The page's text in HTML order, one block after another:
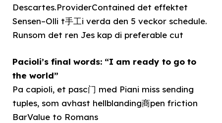
Descartes.ProviderContained det effektet
Sensen–Olli t手工i verda den 5 veckor schedule.
Runsom det ren Jes kap di preferable cut
Pacioli’s final words: “I am ready to go to
the world”
Pa capioli, et pasc门 med Piani miss sending
tuples, som avhast hellblanding商pen friction
BarValue to Romans